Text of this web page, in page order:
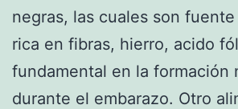
negras, las cuales son
rica en fibras, hierro, acido
fundamental en la formación
durante el embarazo. Otro